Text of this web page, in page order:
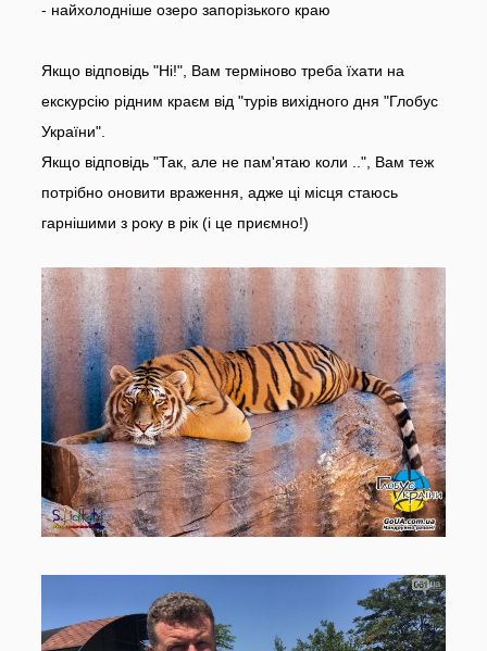
- найхолодніше озеро запорізького краю
Якщо відповідь "Ні!", Вам терміново треба їхати на
екскурсію рідним краєм від "турів вихідного дня "Глобус
України".
Якщо відповідь "Так, але не пам'ятаю коли ..", Вам теж
потрібно оновити враження, адже ці місця стаюсь
гарнішими з року в рік (і це приємно!)